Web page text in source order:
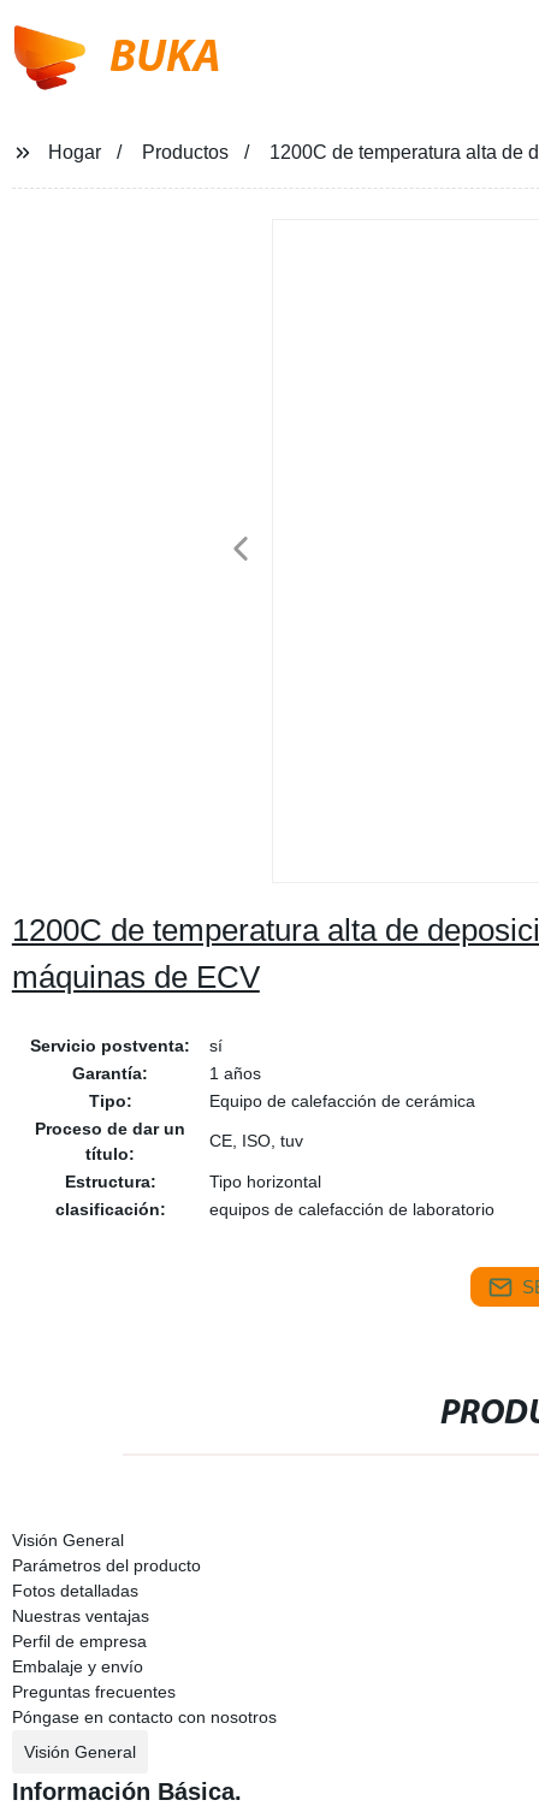
BUKA
Hogar Productos 1200C de temperatura alta de
1200C de temperatura alta de
máquinas de ECV
Servicio postventa:
sí
Garantía:
1 años
Tipo:
Equipo de calefacción de cerámica
Proceso de dar un
título:
CE, ISO, tuv
Estructura:
Tipo horizontal
clasificación:
equipos de calefacción de laboratorio
Visión General
Parámetros del producto
Fotos detalladas
Nuestras ventajas
Perfil de empresa
Embalaje y envío
Preguntas frecuentes
Póngase en contacto con nosotros
Visión General
Información Básica.